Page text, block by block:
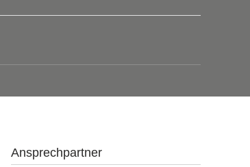
Ansprechpartner